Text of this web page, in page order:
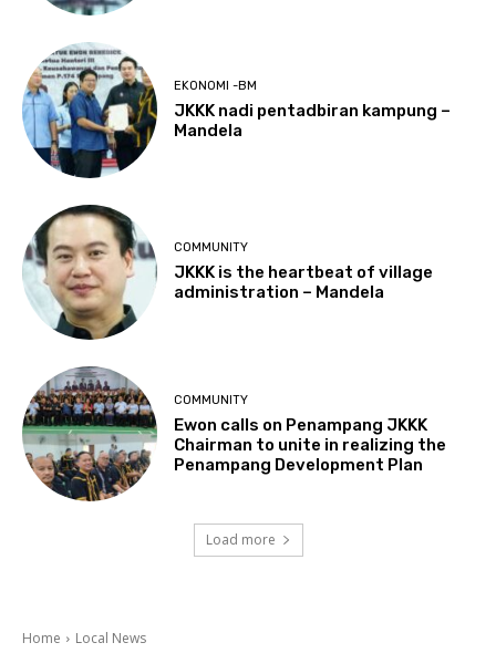
EKONOMI -BM
JKKK nadi pentadbiran kampung –
Mandela
COMMUNITY
JKKK is the heartbeat of village
administration – Mandela
COMMUNITY
Ewon calls on Penampang JKKK
Chairman to unite in realizing the
Penampang Development Plan
Load more